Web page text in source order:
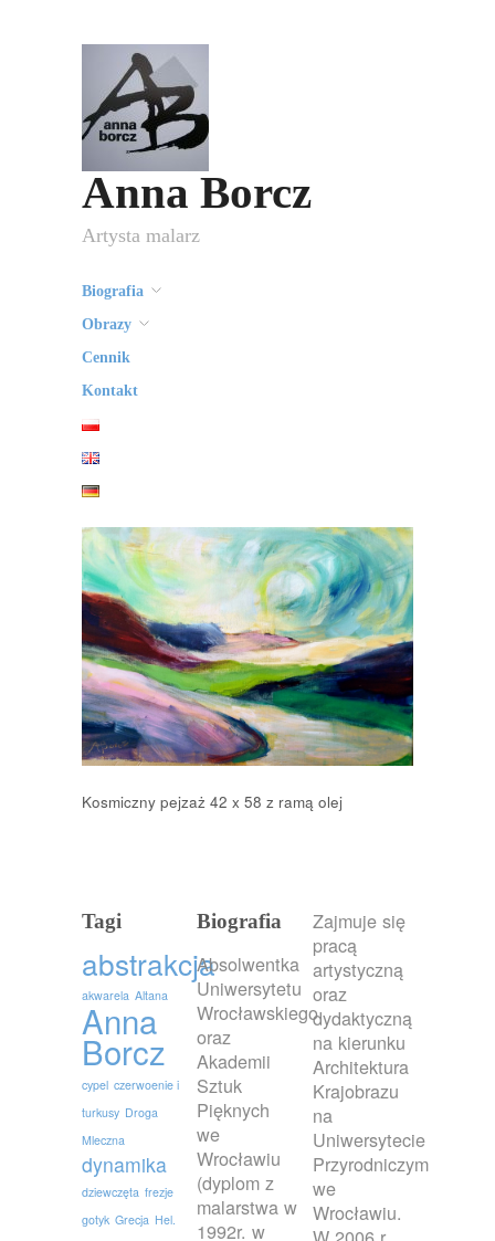
Anna Borcz
Artysta malarz
Biografia
Obrazy
Cennik
Kontakt
Kosmiczny pejzaż 42 x 58 z ramą olej
Tagi
abstrakcja
akwarela Altana
Anna
Borcz
cypel czerwoenie i
turkusy Droga
Mleczna
dynamika
dziewczęta frezje
gotyk Grecja Hel.
Biografia
Absolwentka
Uniwersytetu
Wrocławskiego
oraz
Akademii
Sztuk
Pięknych
we
Wrocławiu
(dyplom z
malarstwa w
1992r. w
Zajmuje się
pracą
artystyczną
oraz
dydaktyczną
na kierunku
Architektura
Krajobrazu
na
Uniwersytecie
Przyrodniczym
we
Wrocławiu.